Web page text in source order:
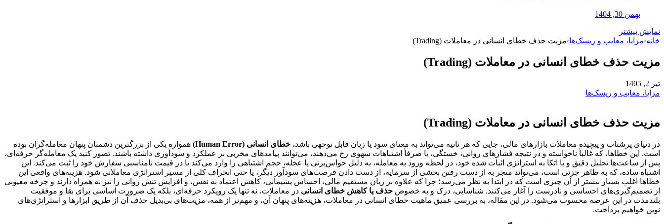
بهمن 30, 1404
نمایش بیشتر
خانه›مزایا، معایب و ریسک‌ها›مزیت حذف خطای انسانی در معاملات (Trading)
مزیت حذف خطای انسانی در معاملات (Trading)
تیر 2, 1405
مزایا، معایب و ریسک‌ها
مزیت حذف خطای انسانی در معاملات (Trading)
در دنیای پرشتاب و پیچیده معاملات بازارهای مالی، جایی که هر ثانیه می‌تواند به معنای سود یا زیان قابل توجهی باشد، خطای انسانی (Human Error)
همواره یکی از بزرگترین دشمنان پنهان معامله‌گران بوده
است. این خطاها، که غالباً ناخواسته و در نتیجه فشارهای روانی، خستگی، یا صرفاً اشتباهات سهوی رخ می‌دهند، می‌توانند پیامدهای مخربی بر عملکرد و سودآوری داشته باشند. تصور کنید یک معامله‌گر حرفه‌ای،
پس از ساعت‌ها تحلیل دقیق و با اتکا به استراتژی اثبات شده خود، در لحظه ورود به معامله، به دلیل حواس‌پرتی یا عجله، حجم اشتباهی را وارد می‌کند یا در قیمت نامناسبی سفارش خود را ثبت می‌کند. این
اشتباه ساده، که به ظاهر جزئی است، می‌تواند منجر به از دست رفتن بخشی از سرمایه، از دست دادن فرصت‌های سودآور دیگر، یا حتی انحراف کلی از مسیر استراتژی معاملاتی شود. هزینه‌های واقعی این
خطاها اغلب بسیار بیشتر از آن چیزی است که در ابتدا به نظر می‌رسد؛ چرا که علاوه بر زیان مستقیم مالی، احساس پشیمانی، کاهش اعتماد به نفس، و افزایش تنش روانی را نیز به همراه دارند و چرخه معیوبی
از تصمیم‌گیری‌های احساسی و نادرست را آغاز می‌کنند. شناسایی، درک و به خصوص حذف یا کاهش خطای انسانی در معاملات، نه تنها یک رویکرد حرفه‌ای، بلکه یک ضرورت اساسی برای بقا و موفقیت
بلندمدت در این عرصه محسوب می‌شود. در این مقاله، به بررسی عمیق ماهیت خطای انسانی در معاملات، هزینه‌های پنهان آن، و مهم‌تر از همه، مزیت‌های بی‌بدیل حذف آن از طریق ابزارها و استراتژی‌های
نوین خواهیم پرداخت.